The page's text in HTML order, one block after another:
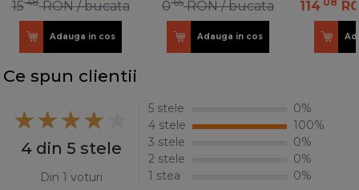
15 RON / bucata
Adauga in cos
0 RON / bucata
Adauga in cos
114
Ce spun clientii
4 din 5 stele
Din 1 voturi
5 stele
0%
4 stele
100%
3 stele
0%
2 stele
0%
1 stea
0%